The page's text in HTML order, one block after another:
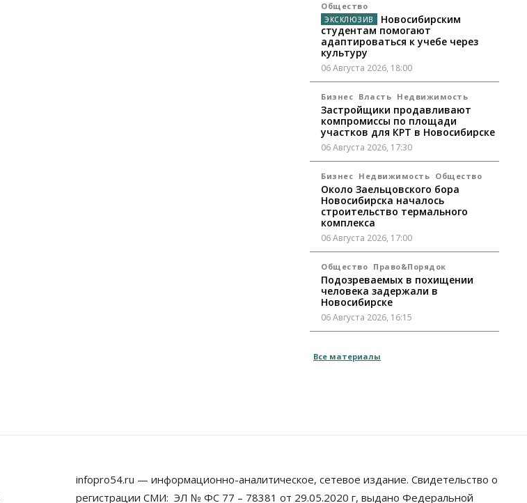
Общество
Новосибирским
студентам помогают
адаптироваться к учебе через
культуру
06 Августа 2026, 18:00
Бизнес Власть Недвижимость
Застройщики продавливают
компромиссы по площади
участков для КРТ в Новосибирске
06 Августа 2026, 17:30
Бизнес Недвижимость Общество
Около Заельцовского бора
Новосибирска началось
строительство термального
комплекса
06 Августа 2026, 17:00
Общество Право&Порядок
Подозреваемых в похищении
человека задержали в
Новосибирске
06 Августа 2026, 16:15
Пенсионеры старше 80 лет в
Власть
Все материалы
infopro54.ru — информационно-аналитическое, сетевое издание. Свидетельство о
регистрации СМИ: ЭЛ № ФС 77 – 78381 от 29.05.2020 г, выдано Федеральной